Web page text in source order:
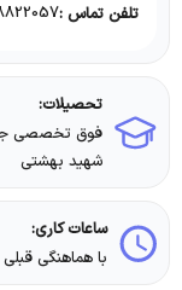
تلفن تماس :
تحصیلات:
فوق تخصصی
شهید بهشتی
ساعات کاری:
با هماهنگی قبلی